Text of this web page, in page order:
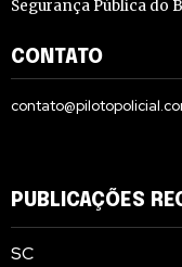
Segurança Pública do
CONTATO
PUBLICAÇÕES
SC